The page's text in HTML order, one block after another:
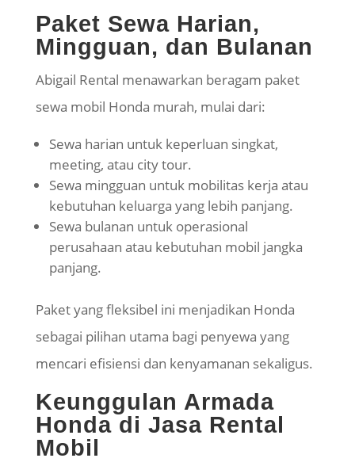
Paket Sewa Harian,
Mingguan, dan Bulanan
Abigail Rental menawarkan beragam paket
sewa mobil Honda murah, mulai dari:
Sewa harian untuk keperluan singkat,
meeting, atau city tour.
Sewa mingguan untuk mobilitas kerja atau
kebutuhan keluarga yang lebih panjang.
Sewa bulanan untuk operasional
perusahaan atau kebutuhan mobil jangka
panjang.
Paket yang fleksibel ini menjadikan Honda
sebagai pilihan utama bagi penyewa yang
mencari efisiensi dan kenyamanan sekaligus.
Keunggulan Armada
Honda di Jasa Rental
Mobil